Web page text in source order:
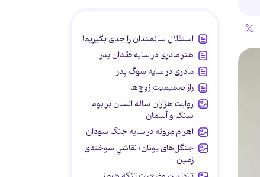
استقلال سالمندان را جدی بگیریم!
هنر مادری در سایه‌ فقدان پدر
مادری در سایه سوگ پدر
راز صمیمیت زوج‌ها
روایت هزاران ساله انسان بر بوم
سنگ و آسمان
اهرام مِروئه در سایه جنگ سودان
جنگل‌های یونان؛ نقاشیِ سوخته‌ی
زمین